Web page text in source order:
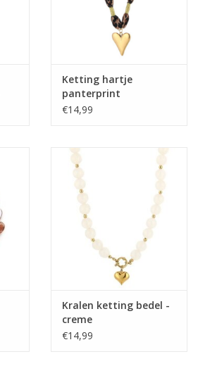
Ketting hartje
panterprint
€14,99
Kralen ketting bedel -
creme
€14,99